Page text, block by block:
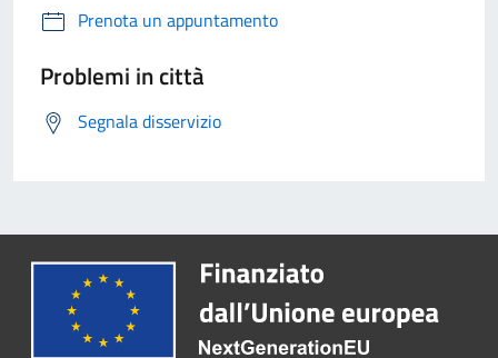
Prenota un appuntamento
Problemi in città
Segnala disservizio